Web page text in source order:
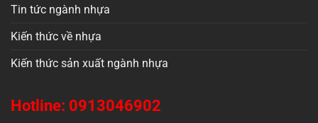
Tin tức ngành nhựa
Kiến thức về nhựa
Kiến thức sản xuất ngành nhựa
Hotline: 0913046902